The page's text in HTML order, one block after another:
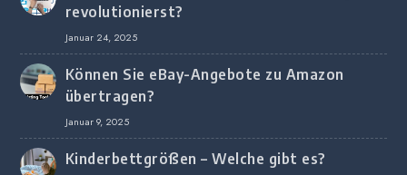
revolutionierst?
Januar 24, 2025
Können Sie eBay-Angebote zu Amazon
übertragen?
Januar 9, 2025
Kinderbettgrößen – Welche gibt es?